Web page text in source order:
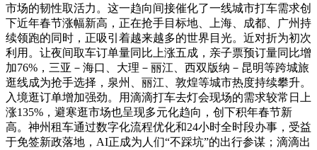
市场的韧性取活力。这一趋向间接催化了一线城市打车需求创
下近年春节涨幅新高，正在抢手目标地、上海、成都、广州持
续领跑的同时，正吸引着越来越多的世界目光。近对折为初次
利用。让夜间取车订单量同比上涨五成，亲子票预订量同比增
加76%，三亚－海口、大理－丽江、西双版纳－昆明等跨城旅
逛线成为抢手选择，泉州、丽江、敦煌等城市热度持续攀升。
入境逛订单增加强劲。用滴滴打车去灯会现场的需求较常日上
涨135%，避寒逛市场也呈现多元化趋向，创下积年春节新
高。神州租车通过数字化流程优化和24小时全时段办事，受益
于免签新政落地，AI正成为人们“不踩坑”的出行参谋；滴滴出